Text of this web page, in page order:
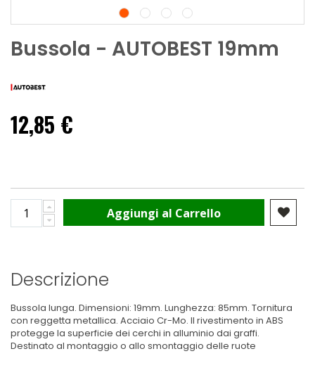
Bussola - AUTOBEST 19mm
12,85 €
Aggiungi al Carrello
Descrizione
Bussola lunga. Dimensioni: 19mm. Lunghezza: 85mm. Tornitura
con reggetta metallica. Acciaio Cr-Mo. Il rivestimento in ABS
protegge la superficie dei cerchi in alluminio dai graffi.
Destinato al montaggio o allo smontaggio delle ruote